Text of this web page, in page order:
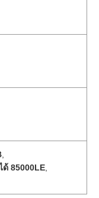
85000LE